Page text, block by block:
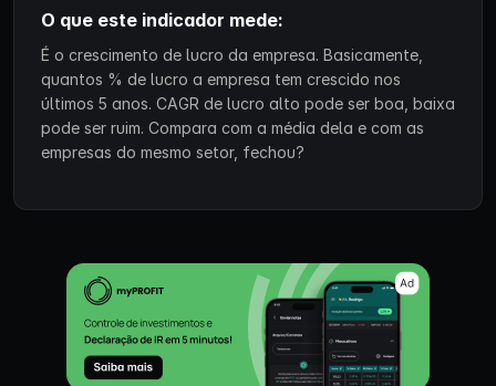
O que este indicador mede:
É o crescimento de lucro da empresa. Basicamente,
quantos % de lucro a empresa tem crescido nos
últimos 5 anos. CAGR de lucro alto pode ser boa, baixa
pode ser ruim. Compara com a média dela e com as
empresas do mesmo setor, fechou?